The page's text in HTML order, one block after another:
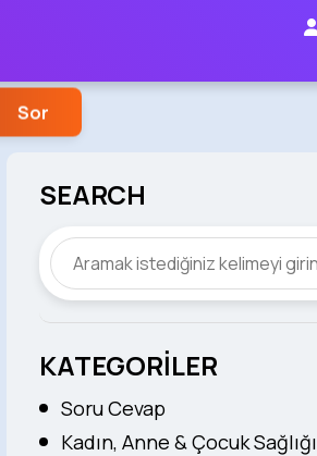
Sor
SEARCH
KATEGORİLER
Soru Cevap
Kadın, Anne & Çocuk Sağlığı